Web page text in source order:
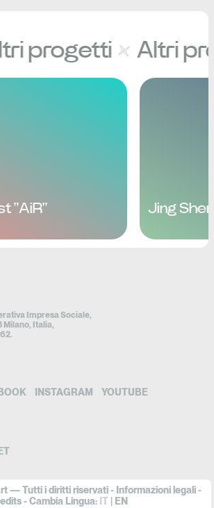
progetti Altri
"AiR" Jing Shen
Impresa Sociale,
Milano, Italia,
INSTAGRAM YOUTUBE
— Tutti i diritti riservati - Informazioni legali-
- Cambia Lingua: IT EN